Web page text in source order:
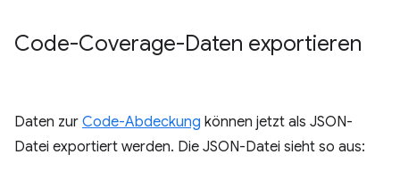
Code-Coverage-Daten exportieren
Daten zur Code-Abdeckung können jetzt als JSON-
Datei exportiert werden. Die JSON-Datei sieht so aus: